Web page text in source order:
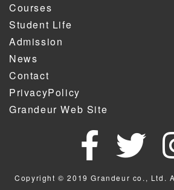
Courses
Student Life
Admission
News
Contact
PrivacyPolicy
Grandeur Web Site
Copyright © 2019 Grandeur co., Ltd.